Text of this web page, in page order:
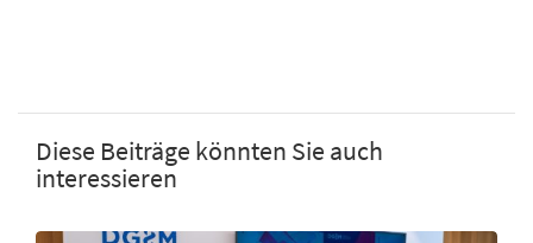
Diese Beiträge könnten Sie auch
interessieren